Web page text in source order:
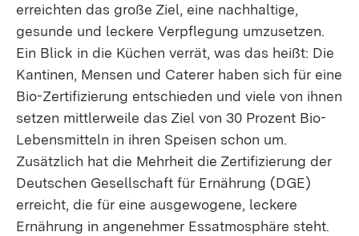
erreichten das große Ziel, eine nachhaltige,
gesunde und leckere Verpflegung umzusetzen.
Ein Blick in die Küchen verrät, was das heißt: Die
Kantinen, Mensen und Caterer haben sich für eine
Bio-Zertifizierung entschieden und viele von ihnen
setzen mittlerweile das Ziel von 30 Prozent Bio-
Lebensmitteln in ihren Speisen schon um.
Zusätzlich hat die Mehrheit die Zertifizierung der
Deutschen Gesellschaft für Ernährung (DGE)
erreicht, die für eine ausgewogene, leckere
Ernährung in angenehmer Essatmosphäre steht.